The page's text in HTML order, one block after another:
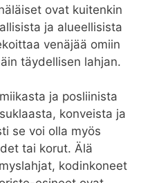
ovat kuitenkin
ja alueellisista
venäjää omiin
täydellisen lahjan.
ja posliinista
konveista ja
se voi olla myös
tai korut. Älä
kodinkoneet